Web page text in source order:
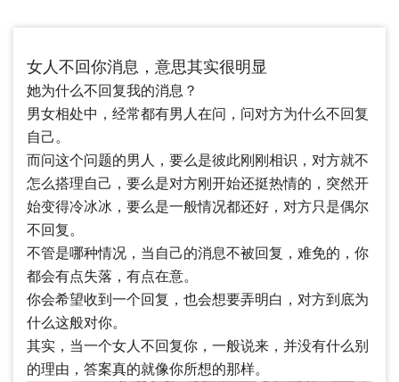
女人不回你消息，意思其实很明显
她为什么不回复我的消息？
男女相处中，经常都有男人在问，问对方为什么不回复
自己。
而问这个问题的男人，要么是彼此刚刚相识，对方就不
怎么搭理自己，要么是对方刚开始还挺热情的，突然开
始变得冷冰冰，要么是一般情况都还好，对方只是偶尔
不回复。
不管是哪种情况，当自己的消息不被回复，难免的，你
都会有点失落，有点在意。
你会希望收到一个回复，也会想要弄明白，对方到底为
什么这般对你。
其实，当一个女人不回复你，一般说来，并没有什么别
的理由，答案真的就像你所想的那样。